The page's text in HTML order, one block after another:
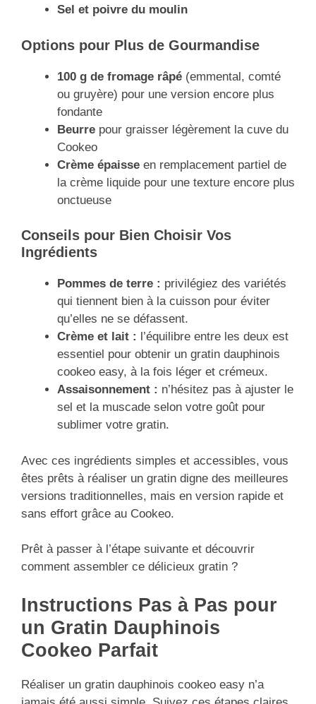
Sel et poivre du moulin
Options pour Plus de Gourmandise
100 g de fromage râpé (emmental, comté
ou gruyère) pour une version encore plus
fondante
Beurre pour graisser légèrement la cuve du
Cookeo
Crème épaisse en remplacement partiel de
la crème liquide pour une texture encore plus
onctueuse
Conseils pour Bien Choisir Vos
Ingrédients
Pommes de terre : privilégiez des variétés
qui tiennent bien à la cuisson pour éviter
qu’elles ne se défassent.
Crème et lait :
l’équilibre entre les deux est
essentiel pour obtenir un gratin dauphinois
cookeo easy, à la fois léger et crémeux.
Assaisonnement : n’hésitez pas à ajuster le
sel et la muscade selon votre goût pour
sublimer votre gratin.
Avec ces ingrédients simples et accessibles, vous
êtes prêts à réaliser un gratin digne des meilleures
versions traditionnelles, mais en version rapide et
sans effort grâce au Cookeo.
Prêt à passer à l’étape suivante et découvrir
comment assembler ce délicieux gratin ?
Instructions Pas à Pas pour
un Gratin Dauphinois
Cookeo Parfait
Réaliser un gratin dauphinois cookeo easy n’a